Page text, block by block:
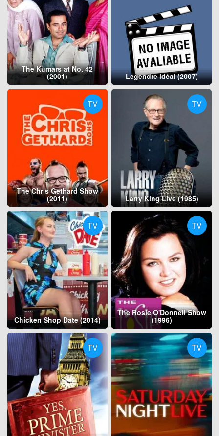
The Kumars at No. 42
(2001) Legendre idéal (2007)
TV
The Chris Gethard Show
(2011)
TV
Larry King Live (1985)
TV
Chicken Shop Date (2014)
TV
The Rosie O'Donnell Show
(1996)
TV TV